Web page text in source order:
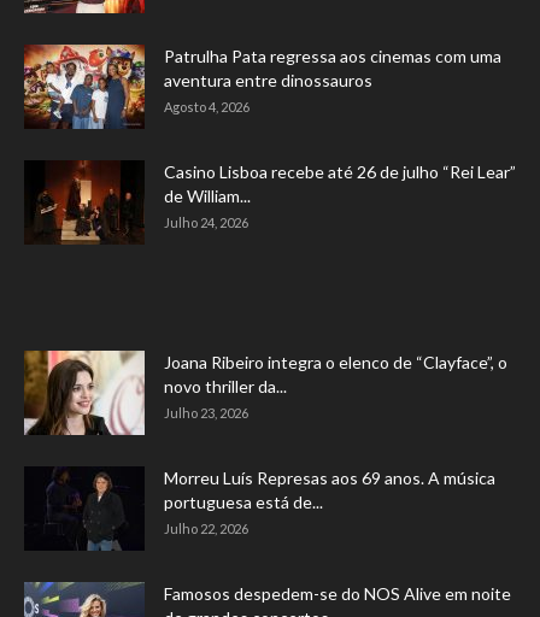
Patrulha Pata regressa aos cinemas com uma
aventura entre dinossauros
Agosto 4, 2026
Casino Lisboa recebe até 26 de julho “Rei Lear”
de William...
Julho 24, 2026
Joana Ribeiro integra o elenco de “Clayface”, o
novo thriller da...
Julho 23, 2026
Morreu Luís Represas aos 69 anos. A música
portuguesa está de...
Julho 22, 2026
Famosos despedem-se do NOS Alive em noite